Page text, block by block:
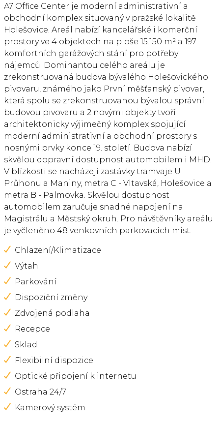
A7 Office Center je moderní administrativní a
obchodní komplex situovaný v pražské lokalitě
Holešovice. Areál nabízí kancelářské i komerční
prostory ve 4 objektech na ploše 15.150 m² a 197
komfortních garážových stání pro potřeby
nájemců. Dominantou celého areálu je
zrekonstruovaná budova bývalého Holešovického
pivovaru, známého jako První měšťanský pivovar,
která spolu se zrekonstruovanou bývalou správní
budovou pivovaru a 2 novými objekty tvoří
architektonicky výjimečný komplex spojující
moderní administrativní a obchodní prostory s
nosnými prvky konce 19. století. Budova nabízí
skvělou dopravní dostupnost automobilem i MHD.
V blízkosti se nacházejí zastávky tramvaje U
Průhonu a Maniny, metra C - Vltavská, Holešovice a
metra B - Palmovka. Skvělou dostupnost
automobilem zaručuje snadné napojení na
Magistrálu a Městský okruh. Pro návštěvníky areálu
je vyčleněno 48 venkovních parkovacích míst.
Chlazení/Klimatizace
Výtah
Parkování
Dispoziční změny
Zdvojená podlaha
Recepce
Sklad
Flexibilní dispozice
Optické připojení k internetu
Ostraha 24/7
Kamerový systém